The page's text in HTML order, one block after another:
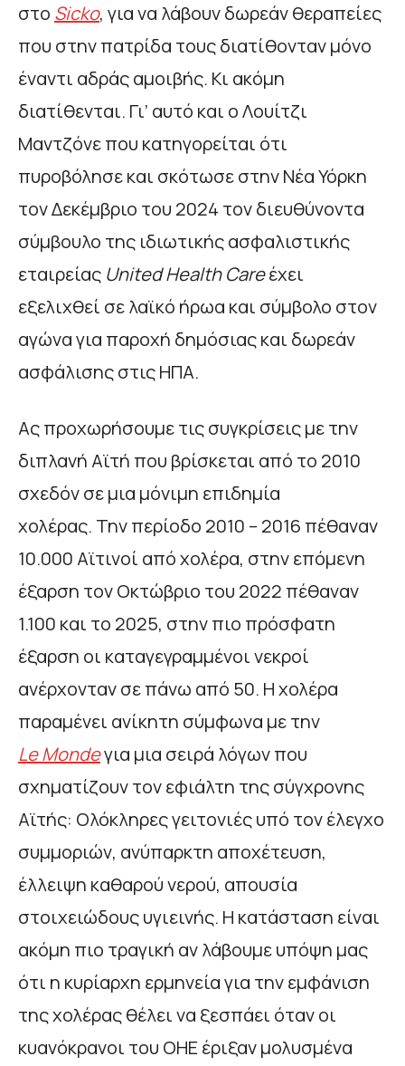
στο Sicko, για να λάβουν δωρεάν θεραπείες
που στην πατρίδα τους διατίθονταν μόνο
έναντι αδράς αμοιβής. Κι ακόμη
διατίθενται. Γι’ αυτό και ο Λουίτζι
Μαντζόνε που κατηγορείται ότι
πυροβόλησε και σκότωσε στην Νέα Υόρκη
τον Δεκέμβριο του 2024 τον διευθύνοντα
σύμβουλο της ιδιωτικής ασφαλιστικής
εταιρείας UnitedHealth Careέχει
εξελιχθεί σε λαϊκό ήρωα και σύμβολο στον
αγώνα για παροχή δημόσιας και δωρεάν
ασφάλισης στις ΗΠΑ.
Ας προχωρήσουμε τις συγκρίσεις με την
διπλανή Αϊτή που βρίσκεται από το 2010
σχεδόν σε μια μόνιμη επιδημία
χολέρας. Την περίοδο 2010 – 2016 πέθαναν
10.000 Αϊτινοί από χολέρα, στην επόμενη
έξαρση τον Οκτώβριο του 2022 πέθαναν
1.100 και το 2025, στην πιο πρόσφατη
έξαρση οι καταγεγραμμένοι νεκροί
ανέρχονταν σε πάνω από 50. Η χολέρα
παραμένει ανίκητη σύμφωνα με την
LeMondeγια μια σειρά λόγων που
σχηματίζουν τον εφιάλτη της σύγχρονης
Αϊτής: Ολόκληρες γειτονιές υπό τον έλεγχο
συμμοριών, ανύπαρκτη αποχέτευση,
έλλειψη καθαρού νερού, απουσία
στοιχειώδους υγιεινής. Η κατάσταση είναι
ακόμη πιο τραγική αν λάβουμε υπόψη μας
ότι η κυρίαρχη ερμηνεία για την εμφάνιση
της χολέρας θέλει να ξεσπάει όταν οι
κυανόκρανοι του ΟΗΕ έριξαν μολυσμένα